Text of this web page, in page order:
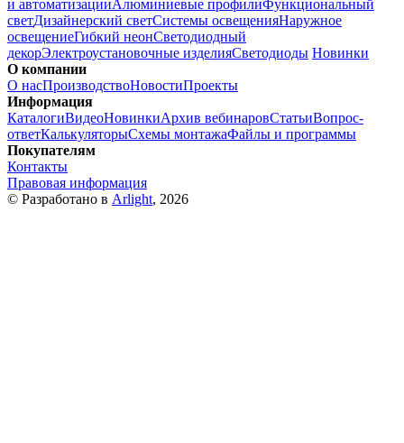
и автоматизацииАлюминиевые профилиФункциональный
светДизайнерский светСистемы освещенияНаружное
освещениеГибкий неонСветодиодный
декорЭлектроустановочные изделияСветодиоды Новинки
О компании
О насПроизводствоНовостиПроекты
Информация
КаталогиВидеоНовинкиАрхив вебинаровСтатьиВопрос-
ответКалькуляторыСхемы монтажаФайлы и программы
Покупателям
Контакты
Правовая информация
© Разработано в Arlight, 2026